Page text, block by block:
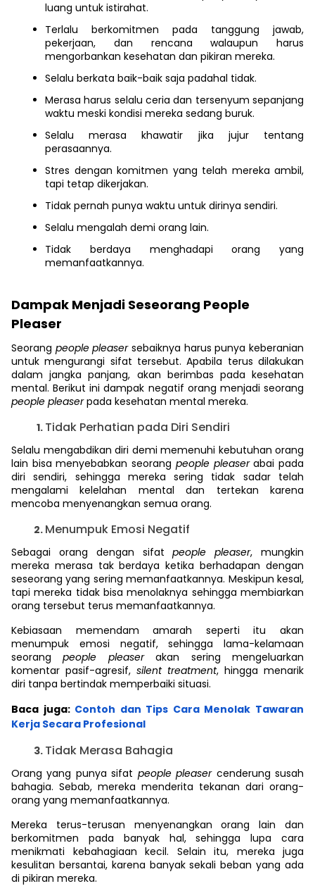
luang untuk istirahat.
Terlalu berkomitmen pada tanggung jawab,
pekerjaan, dan rencana walaupun harus
mengorbankan kesehatan dan pikiran mereka.
Selalu berkata baik-baik saja padahal tidak.
Merasa harus selalu ceria dan tersenyum sepanjang
waktu meski kondisi mereka sedang buruk.
Selalu merasa khawatir jika jujur tentang
perasaannya.
Stres dengan komitmen yang telah mereka ambil,
tapi tetap dikerjakan.
Tidak pernah punya waktu untuk dirinya sendiri.
Selalu mengalah demi orang lain.
Tidak berdaya menghadapi orang yang
memanfaatkannya.
Dampak Menjadi Seseorang People
Pleaser
Seorang people pleasersebaiknya harus punya keberanian
untuk mengurangi sifat tersebut. Apabila terus dilakukan
dalam jangka panjang, akan berimbas pada kesehatan
mental. Berikut ini dampak negatif orang menjadi seorang
people pleaserpada kesehatan mental mereka.
Tidak Perhatian pada Diri Sendiri
Selalu mengabdikan diri demi memenuhi kebutuhan orang
lain bisa menyebabkan seorang people pleaserabai pada
diri sendiri, sehingga mereka sering tidak sadar telah
mengalami kelelahan mental dan tertekan karena
mencoba menyenangkan semua orang.
Menumpuk Emosi Negatif
Sebagai orang dengan sifatpeople pleaser, mungkin
mereka merasa tak berdaya ketika berhadapan dengan
seseorang yang sering memanfaatkannya. Meskipun kesal,
tapi mereka tidak bisa menolaknya sehingga membiarkan
orang tersebut terus memanfaatkannya.
Kebiasaan memendam amarah seperti itu akan
menumpuk emosi negatif, sehingga lama-kelamaan
seorangpeople pleaserakan sering mengeluarkan
komentar pasif-agresif, silent treatment, hingga menarik
diri tanpa bertindak memperbaiki situasi.
Baca juga: Contoh dan Tips Cara Menolak Tawaran
Kerja Secara Profesional
Tidak Merasa Bahagia
Orang yang punya sifat people pleaser cenderung susah
bahagia. Sebab, mereka menderita tekanan dari orang-
orang yang memanfaatkannya.
Mereka terus-terusan menyenangkan orang lain dan
berkomitmen pada banyak hal, sehingga lupa cara
menikmati kebahagiaan kecil. Selain itu, mereka juga
kesulitan bersantai, karena banyak sekali beban yang ada
di pikiran mereka.